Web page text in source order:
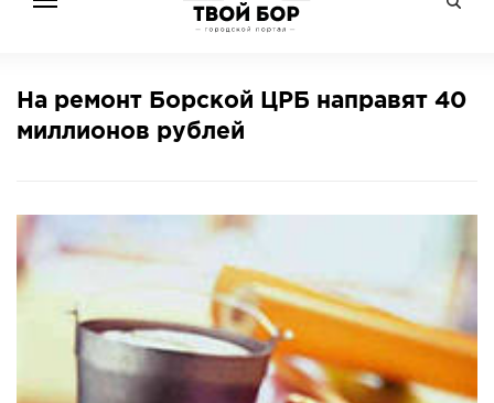
НОВОСТИ
СПРАВОЧНИК
КАМЕРЫ
КОНКУРСЫ
На ремонт Борской ЦРБ направят 40
миллионов рублей